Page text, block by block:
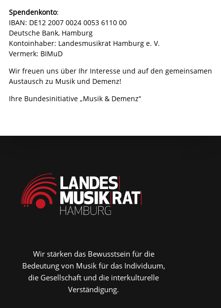
Spendenkonto:
IBAN: DE12 2007 0024 0053 6110 00
Deutsche Bank, Hamburg
Kontoinhaber: Landesmusikrat Hamburg e. V.
Vermerk: BIMuD
Wir freuen uns über Ihr Interesse und auf den gemeinsamen
Austausch zu Musik und Demenz!
Ihre Bundesinitiative „Musik & Demenz“
Wir stärken das Bewusstsein für die
Bedeutung von Musik für das Individuum,
die Gesellschaft und die interkulturelle
Verständigung.